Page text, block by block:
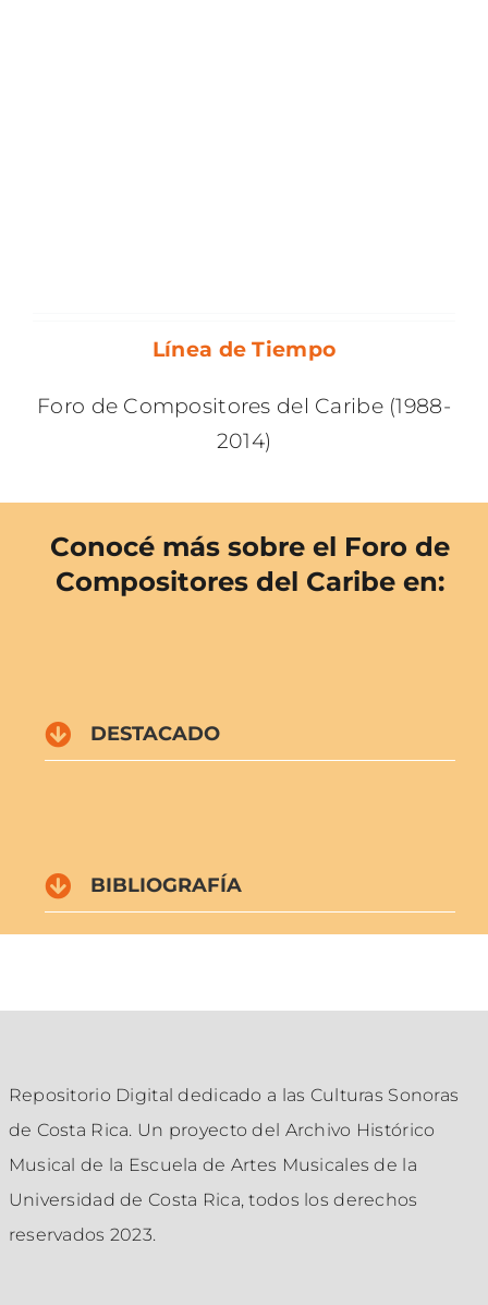
Línea de Tiempo
Foro de Compositores del Caribe (1988-
2014)
Conocé más sobre el Foro de
Compositores del Caribe en:
DESTACADO
BIBLIOGRAFÍA
Repositorio Digital dedicado a las Culturas Sonoras
de Costa Rica. Un proyecto del Archivo Histórico
Musical de la Escuela de Artes Musicales de la
Universidad de Costa Rica, todos los derechos
reservados 2023.